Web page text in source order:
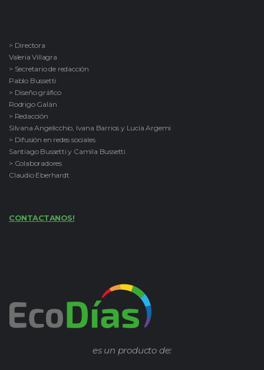
> Directora
Valeria Villagra
> Secretario de redacción
Pablo Bussetti
> Diseño gráfico
Rodrigo Galán
> Redacción
Silvana Angelicchio, Ivana Barrios y Lucía Argemi
> Difusión en redes sociales
Santiago Bussetti y Camila Bussetti
> Colaboradores
Claudio Eberhardt
CONTACTANOS!
es un producto de: